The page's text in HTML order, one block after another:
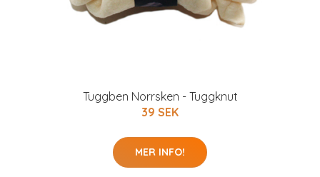
Tuggben Norrsken - Tuggknut
39 SEK
MER INFO!